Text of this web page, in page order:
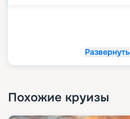
Развернуть
Похожие круизы